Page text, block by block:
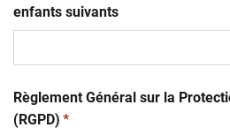
enfants suivants
Règlement Général sur la
(RGPD) (obligatoire)
*